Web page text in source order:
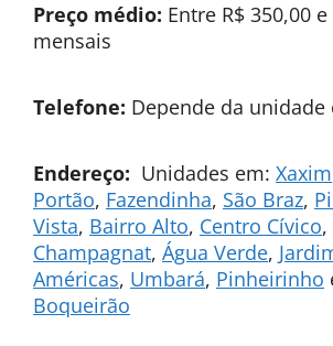
Preço médio: Entre R$ 350,00
mensais
Telefone: Depende da unidade
Endereço: Unidades em: Xaxim
Portão, Fazendinha, São Braz,
Vista, Bairro Alto, Centro Cívico,
Champagnat, Água Verde,
Américas, Umbará, Pinheirinho
Boqueirão